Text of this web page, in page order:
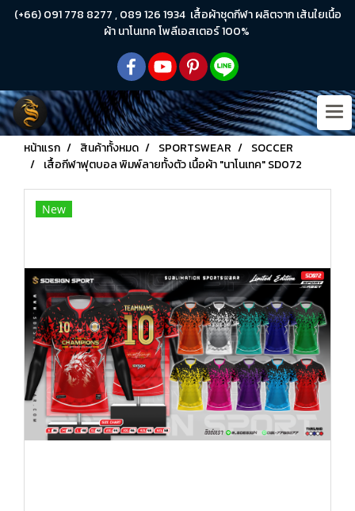
(+66) 091 778 8277 , 089 126 1934 เสื้อผ้าชุดกีฬา ผลิตจาก เส้นใยเนื้อ
ผ้า นาโนเทค โพลีเอสเตอร์ 100%
หน้าแรก สินค้าทั้งหมด SPORTSWEAR
SOCCER
เสื้อกีฬาฟุตบอล พิมพ์ลายทั้งตัว เนื้อผ้า "นาโนเทค" SD072
New